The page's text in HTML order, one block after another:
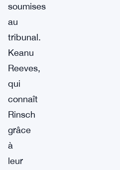
soumises
au
tribunal.
Keanu
Reeves,
qui
connaît
Rinsch
grâce
à
leur